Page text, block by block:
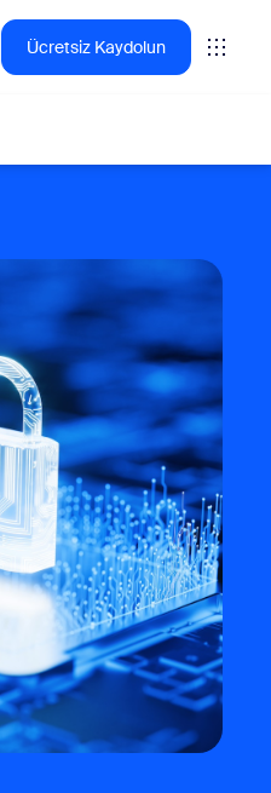
Ücretsiz Kaydolun